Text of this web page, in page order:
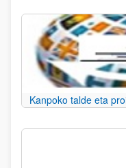
Kanpoko talde eta